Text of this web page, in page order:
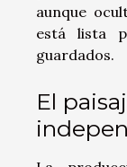
aunque
está lista
guardados.
El